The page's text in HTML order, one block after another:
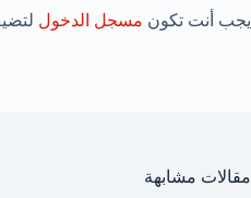
يجب أنت تكون مسجل الدخول
مقالات مشابهة